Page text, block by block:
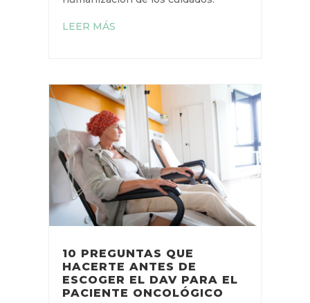
10 PREGUNTAS QUE
HACERTE ANTES DE
ESCOGER EL DAV PARA EL
PACIENTE ONCOLÓGICO